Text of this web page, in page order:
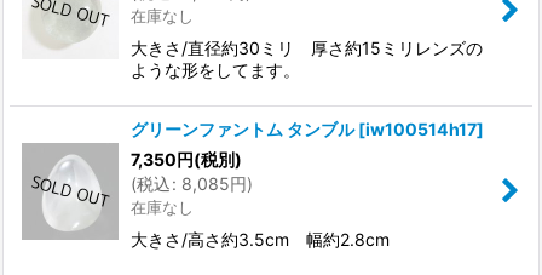
在庫なし
大きさ/直径約30ミリ 厚さ約15ミリレンズの
ような形をしてます。
グリーンファントム タンブル [iw100514h17]
7,350円(税別)
(税込: 8,085円)
在庫なし
大きさ/高さ約3.5cm 幅約2.8cm